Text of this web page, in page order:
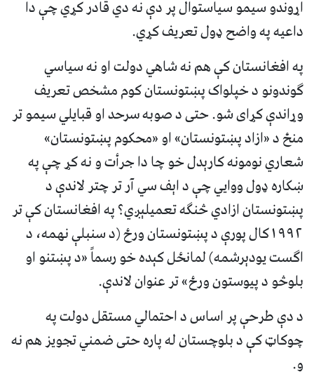
اړوندو سیمو سیاستوال پر دې نه دي قادر کړي چې دا
داعیه په واضح ډول تعریف کړي.
په افغانستان کې هم نه شاهي دولت او نه سیاسي
ګوندونو د خپلواک پښتونستان کوم مشخص تعریف
وړاندې کړای شو. حتی د صوبه سرحد او قبایلي سیمو تر
منځ د «ازاد پښتونستان» او «محکوم پښتونستان»
شعاري نومونه کارېدل خو چا دا جرأت و نه کړ چې په
ښکاره ډول ووایي چې د اېف سي آر تر چتر لاندې د
پښتونستان ازادي څنګه تعمیلېږي؟ په افغانستان کې تر
۱۹۹۲کال پورې د پښتونستان ورځ (د سنبلې نهمه، د
اګست یودېرشمه) لمانځل کېده خو رسماً «د پښتنو او
بلوڅو د پیوستون ورځ» تر عنوان لاندې.
د دې طرحې پر اساس د احتمالي مستقل دولت په
چوکاټ کې د بلوچستان له پاره حتی ضمني تجویز هم نه
و.